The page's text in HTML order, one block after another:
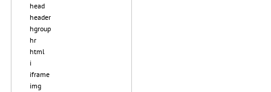
head
header
hgroup
hr
html
i
iframe
img